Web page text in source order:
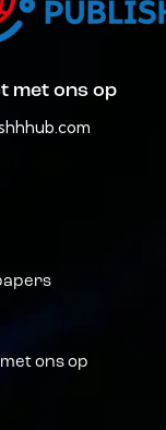
met ons op
ons op